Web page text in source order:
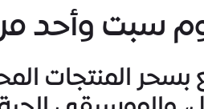
سبت وأحد
بسحر المنتجات